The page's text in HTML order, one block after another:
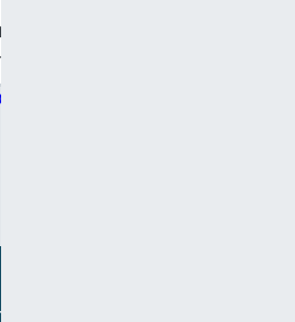
ele pot oferi
sau avansate. Dar, cel
oferă numai
la fel ca aplicațiile
de pe ecranul
o pui la loc